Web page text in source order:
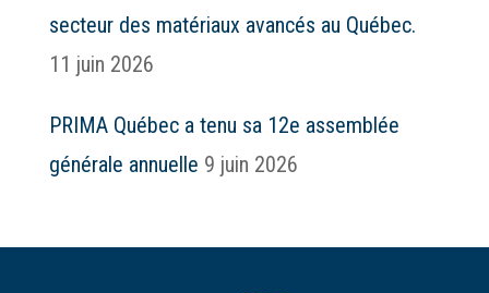
secteur des matériaux avancés au Québec.
11 juin 2026
PRIMA Québec a tenu sa 12e assemblée
générale annuelle 9 juin 2026